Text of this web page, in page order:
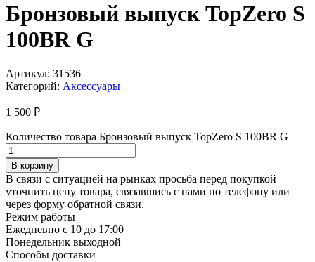
Бронзовый выпуск TopZero S
100BR G
Артикул: 31536
Категорий: Аксессуары
1 500 ₽
Количество товара Бронзовый выпуск TopZero S 100BR G
В корзину
В связи с ситуацией на рынках просьба перед покупкой
уточнить цену товара, связавшись с нами по телефону или
через форму обратной связи.
Режим работы
Ежедневно с 10 до 17:00
Понедельник выходной
Способы доставки